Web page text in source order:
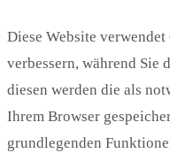
Diese Website
verbessern, während Sie
diesen werden die als
Ihrem Browser
grundlegenden